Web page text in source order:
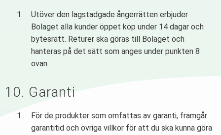
Utöver den lagstadgade ångerrätten erbjuder
Bolaget alla kunder öppet köp under 14 dagar och
bytesrätt. Returer ska göras till Bolaget och
hanteras på det sätt som anges under punkten 8
ovan.
10. Garanti
För de produkter som omfattas av garanti, framgår
garantitid och övriga villkor för att du ska kunna göra